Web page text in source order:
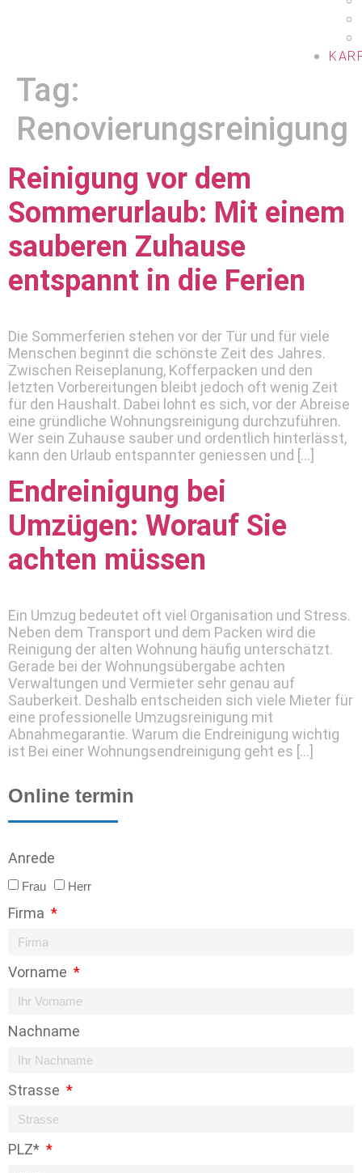
Tag:
Renovierungsreinigung
Reinigung vor dem
Sommerurlaub: Mit einem
sauberen Zuhause
entspannt in die Ferien
Die Sommerferien stehen vor der Tür und für viele
Menschen beginnt die schönste Zeit des Jahres.
Zwischen Reiseplanung, Kofferpacken und den
letzten Vorbereitungen bleibt jedoch oft wenig Zeit
für den Haushalt. Dabei lohnt es sich, vor der Abreise
eine gründliche Wohnungsreinigung durchzuführen.
Wer sein Zuhause sauber und ordentlich hinterlässt,
kann den Urlaub entspannter geniessen und […]
Endreinigung bei
Umzügen: Worauf Sie
achten müssen
Ein Umzug bedeutet oft viel Organisation und Stress.
Neben dem Transport und dem Packen wird die
Reinigung der alten Wohnung häufig unterschätzt.
Gerade bei der Wohnungsübergabe achten
Verwaltungen und Vermieter sehr genau auf
Sauberkeit. Deshalb entscheiden sich viele Mieter für
eine professionelle Umzugsreinigung mit
Abnahmegarantie. Warum die Endreinigung wichtig
ist Bei einer Wohnungsendreinigung geht es […]
Online termin
Anrede
Frau Herr
Firma
Vorname
Nachname
Strasse
PLZ*